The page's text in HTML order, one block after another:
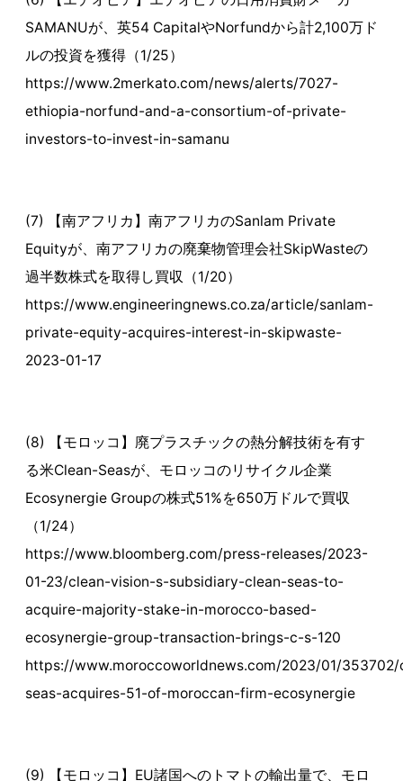
SAMANUが、英54 CapitalやNorfundから計2,100万ド
ルの投資を獲得（1/25）
https://www.2merkato.com/news/alerts/7027-
ethiopia-norfund-and-a-consortium-of-private-
investors-to-invest-in-samanu
(7) 【南アフリカ】南アフリカのSanlam Private
Equityが、南アフリカの廃棄物管理会社SkipWasteの
過半数株式を取得し買収（1/20）
https://www.engineeringnews.co.za/article/sanlam-
private-equity-acquires-interest-in-skipwaste-
2023-01-17
(8) 【モロッコ】廃プラスチックの熱分解技術を有す
る米Clean-Seasが、モロッコのリサイクル企業
Ecosynergie Groupの株式51%を650万ドルで買収
（1/24）
https://www.bloomberg.com/press-releases/2023-
01-23/clean-vision-s-subsidiary-clean-seas-to-
acquire-majority-stake-in-morocco-based-
ecosynergie-group-transaction-brings-c-s-120
https://www.moroccoworldnews.com/2023/01/353702/
seas-acquires-51-of-moroccan-firm-ecosynergie
(9) 【モロッコ】EU諸国へのトマトの輸出量で、モロ